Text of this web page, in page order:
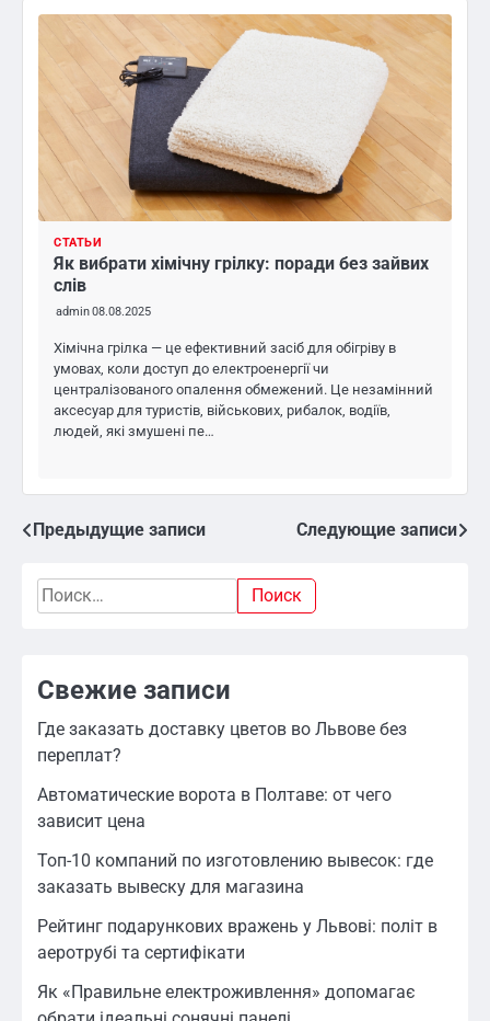
СТАТЬИ
Як вибрати хімічну грілку: поради без зайвих
слів
admin08.08.2025
Хімічна грілка — це ефективний засіб для обігріву в
умовах, коли доступ до електроенергії чи
централізованого опалення обмежений. Це незамінний
аксесуар для туристів, військових, рибалок, водіїв,
людей, які змушені пе…
Навигация
по
записям
Предыдущие записи Следующие записи
Найти:
Свежие записи
Где заказать доставку цветов во Львове без
переплат?
Автоматические ворота в Полтаве: от чего
зависит цена
Топ-10 компаний по изготовлению вывесок: где
заказать вывеску для магазина
Рейтинг подарункових вражень у Львові: політ в
аеротрубі та сертифікати
Як «Правильне електроживлення» допомагає